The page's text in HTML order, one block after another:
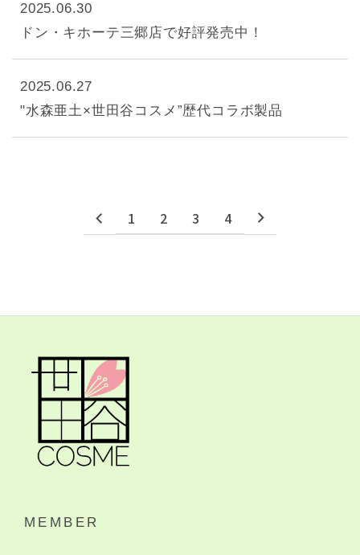
2025.06.30
ドン・キホーテ三郷店で好評発売中！
2025.06.27
"水森亜土×世田谷コスメ”歴代コラボ製品
1 2 3 4
MEMBER